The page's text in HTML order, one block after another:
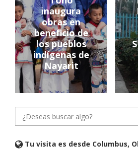
inaugura
obras en
beneficio de
los pueblos
indígenas de
Nayarit
Tu visita es desde Columbus,